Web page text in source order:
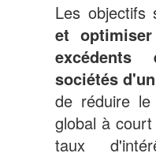
Les objectifs
et
sociétés
de réduire le
global à
taux